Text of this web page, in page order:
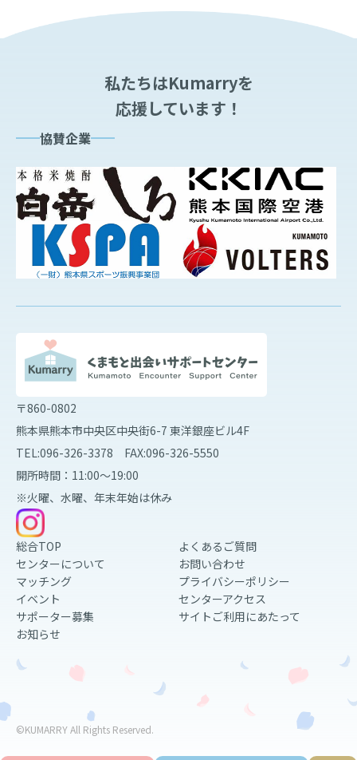
私たちはKumarryを
応援しています！
協賛企業
〒860-0802
熊本県熊本市中央区中央街6-7 東洋銀座ビル4F
TEL:096-326-3378 FAX:096-326-5550
開所時間：11:00～19:00
※火曜、水曜、年末年始は休み
総合TOP
よくあるご質問
センターについて
お問い合わせ
マッチング
プライバシーポリシー
イベント
センターアクセス
サポーター募集
サイトご利用にあたって
お知らせ
©KUMARRY All Rights Reserved.